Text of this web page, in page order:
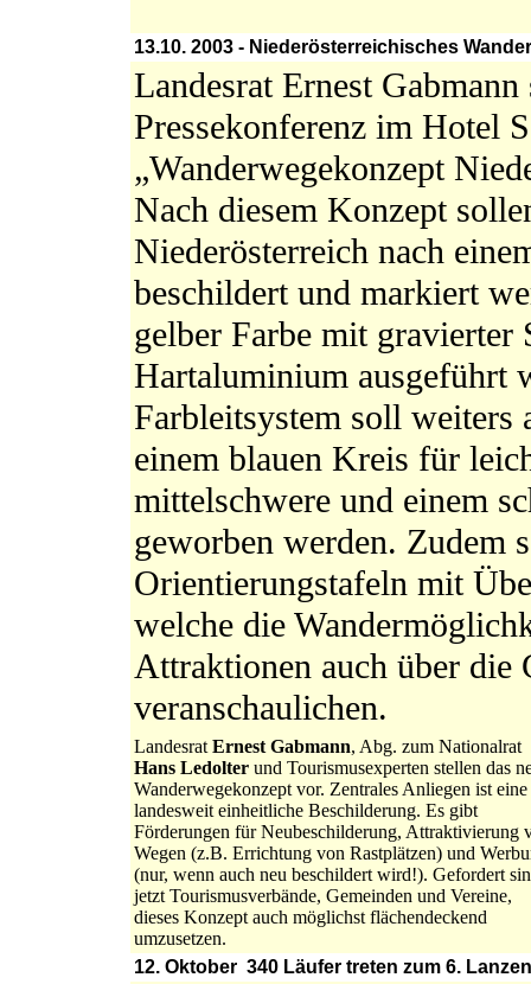
13.10. 2003 - Niederösterreichisches
Landesrat Ernest
Pressekonferenz im Hotel
„Wanderwegekonzept
Nach diesem Konzept
Niederösterreich nach
beschildert und markiert
gelber Farbe mit
Hartaluminium ausgeführt
Farbleitsystem soll weiters
einem blauen Kreis für
mittelschwere und einem
geworben werden. Zudem
Orientierungstafeln mit
welche die
Attraktionen auch über die
veranschaulichen.
Landesrat Ernest Gabmann, Abg. zum Nationalrat
Hans Ledolter und Tourismusexperten stellen das
Wanderwegekonzept vor. Zentrales Anliegen ist eine
landesweit einheitliche Beschilderung. Es gibt
Förderungen für Neubeschilderung, Attraktivierung
Wegen (z.B. Errichtung von Rastplätzen) und
(nur, wenn auch neu beschildert wird!). Gefordert
jetzt Tourismusverbände, Gemeinden und Vereine,
dieses Konzept auch möglichst flächendeckend
umzusetzen.
12. Oktober 340 Läufer treten zum 6.